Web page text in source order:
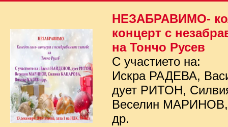
НЕЗАБРАВИМО-
концерт с
на Тончо Русев
С участието на:
Искра РАДЕВА,
дует РИТОН,
Веселин
др.